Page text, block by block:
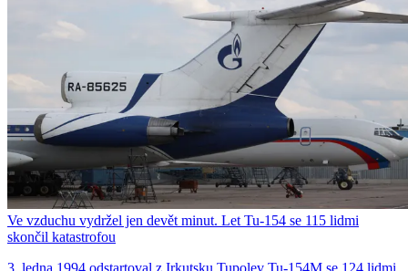
Ve vzduchu vydržel jen devět minut. Let Tu-154 se 115 lidmi
skončil katastrofou
3. ledna 1994 odstartoval z Irkutsku Tupolev Tu-154M se 124 lidmi